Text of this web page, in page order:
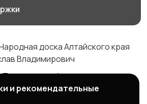
Продажи2
доска Алтайского края
Владимирович
Политика конфиденциальности
cookie
и рекомендательные